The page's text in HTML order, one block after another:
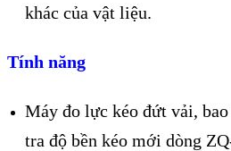
khác của vật liệu.
Tính năng
Máy đo lực kéo đứt vải,
tra độ bền kéo mới dòng